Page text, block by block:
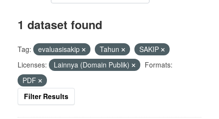
1 dataset found
Tag: evaluasisakip Tahun
SAKIP
Licenses:
Lainnya (Domain Publik)
Formats:
PDF
Filter Results